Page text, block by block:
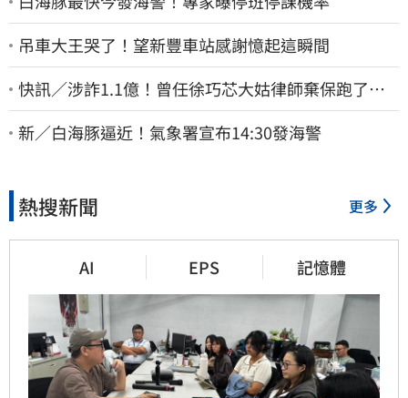
吊車大王哭了！望新豐車站感謝憶起這瞬間
快訊／涉詐1.1億！曾任徐巧芯大姑律師棄保跑了…
媽也離境 桃檢發通緝
新／白海豚逼近！氣象署宣布14:30發海警
熱搜新聞 更多
AI EPS 記憶體